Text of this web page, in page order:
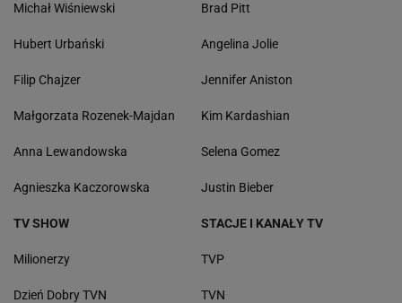
Michał Wiśniewski
Hubert Urbański
Filip Chajzer
Małgorzata Rozenek-Majdan
Anna Lewandowska
Agnieszka Kaczorowska
Brad Pitt
Angelina Jolie
Jennifer Aniston
Kim Kardashian
Selena Gomez
Justin Bieber
TV SHOW
Milionerzy
Dzień Dobry TVN
STACJE I KANAŁY TV
TVP
TVN